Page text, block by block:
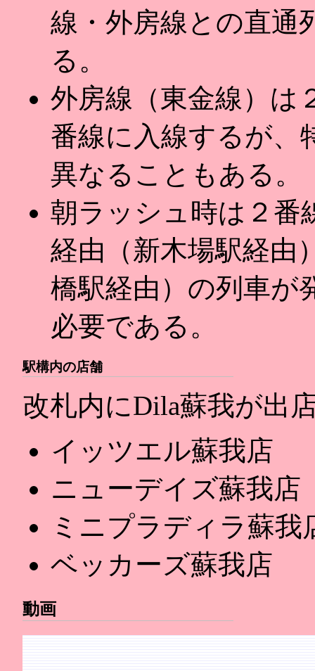
線・外房線との直通
る。
外房線（東金線）は
番線に入線するが、
異なることもある。
朝ラッシュ時は２番
経由（新木場駅経由
橋駅経由）の列車が
必要である。
駅構内の店舗
改札内にDila蘇我が出
イッツエル蘇我店
ニューデイズ蘇我店
ミニプラディラ蘇我
ベッカーズ蘇我店
動画